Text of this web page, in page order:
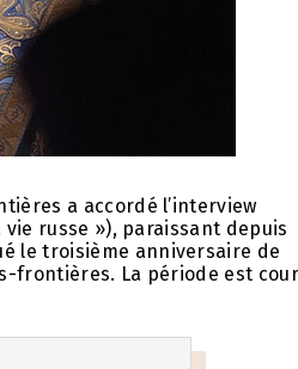
a accordé l’interview
vie russe »), paraissant depuis
le troisième anniversaire de
frontières. La période est